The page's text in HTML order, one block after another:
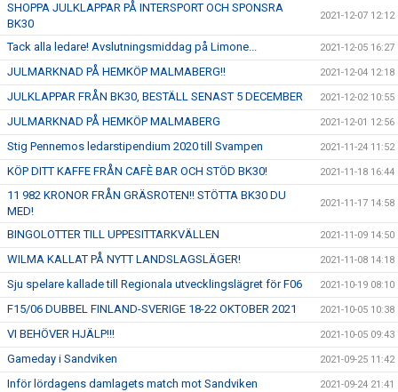
SHOPPA JULKLAPPAR PÅ INTERSPORT OCH SPONSRA
BK30
2021-12-07 12:12
Tack alla ledare! Avslutningsmiddag på Limone... 2021-12-05 16:27
JULMARKNAD PÅ HEMKÖP MALMABERG!! 2021-12-04 12:18
JULKLAPPAR FRÅN BK30, BESTÄLL SENAST 5 DECEMBER 2021-12-02 10:55
JULMARKNAD PÅ HEMKÖP MALMABERG 2021-12-01 12:56
Stig Pennemos ledarstipendium 2020 till Svampen 2021-11-24 11:52
KÖP DITT KAFFE FRÅN CAFÈ BAR OCH STÖD BK30! 2021-11-18 16:44
11 982 KRONOR FRÅN GRÄSROTEN!! STÖTTA BK30 DU
MED!
2021-11-17 14:58
BINGOLOTTER TILL UPPESITTARKVÄLLEN 2021-11-09 14:50
WILMA KALLAT PÅ NYTT LANDSLAGSLÄGER! 2021-11-08 14:18
Sju spelare kallade till Regionala utvecklingslägret för F06 2021-10-19 08:10
F15/06 DUBBEL FINLAND-SVERIGE 18-22 OKTOBER 2021 2021-10-05 10:38
VI BEHÖVER HJÄLP!!! 2021-10-05 09:43
Gameday i Sandviken 2021-09-25 11:42
Inför lördagens damlagets match mot Sandviken 2021-09-24 21:41